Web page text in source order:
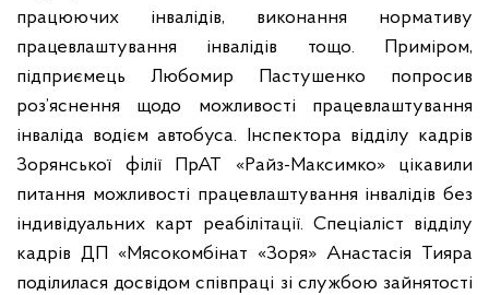
працюючих інвалідів, виконання нормативу
працевлаштування інвалідів тощо. Приміром,
підприємець Любомир Пастушенко попросив
роз’яснення щодо можливості працевлаштування
інваліда водієм автобуса. Інспектора відділу кадрів
Зорянської філії ПрАТ «Райз-Максимко» цікавили
питання можливості працевлаштування інвалідів без
індивідуальних карт реабілітації. Спеціаліст відділу
кадрів ДП «Мясокомбінат «Зоря» Анастасія Тияра
поділилася досвідом співпраці зі службою зайнятості